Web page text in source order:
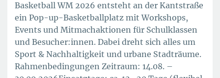
Basketball WM 2026 entsteht an der Kantstraße
ein Pop-up-Basketballplatz mit Workshops,
Events und Mitmachaktionen für Schulklassen
und Besucher:innen. Dabei dreht sich alles um
Sport & Nachhaltigkeit und urbane Stadträume.
Rahmenbedingungen Zeitraum: 14.08. –